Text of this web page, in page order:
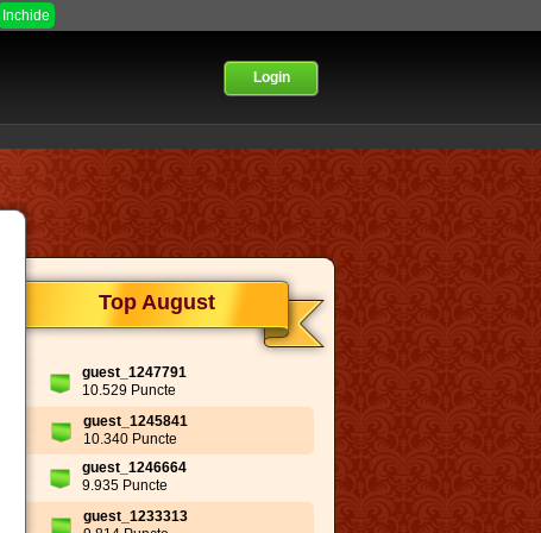
Inchide
Login
Top August
guest_1247791
10.529 Puncte
guest_1245841
10.340 Puncte
guest_1246664
9.935 Puncte
guest_1233313